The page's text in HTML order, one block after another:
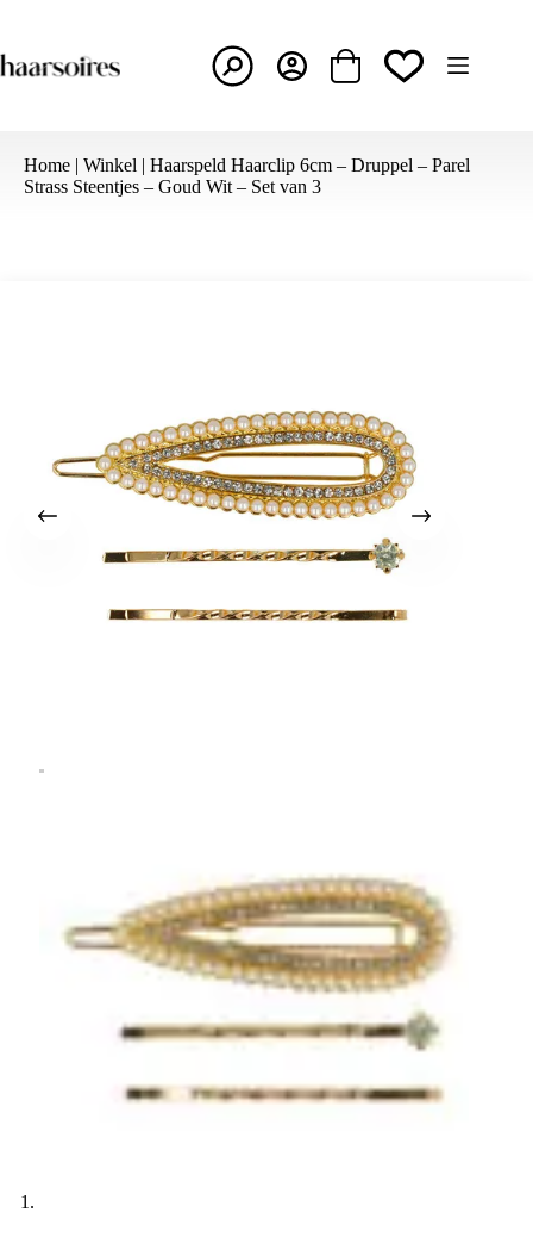
de
inhoud
Winkelwagen
Home | Winkel | Haarspeld Haarclip 6cm – Druppel – Parel
Strass Steentjes – Goud Wit – Set van 3